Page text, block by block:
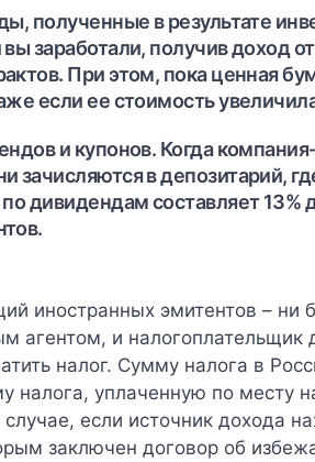
полученные в результате
заработали, получив доход
При этом, пока ценная
если ее стоимость
и купонов. Когда
зачисляются в депозитарий,
дивидендам составляет 13%
иностранных эмитентов – ни
агентом, и налогоплательщик
налог. Сумму налога в
налога, уплаченную по месту
если источник дохода
заключен договор об